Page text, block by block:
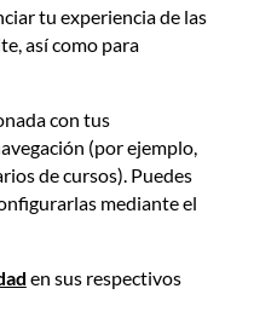
Maridaje sin
armonías
tu experiencia de las
así como para
con tus
(por ejemplo,
de cursos). Puedes
mediante el
en sus respectivos